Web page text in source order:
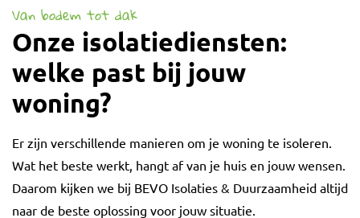
Van bodem tot dak
Onze isolatiediensten:
welke past bij jouw
woning?
Er zijn verschillende manieren om je woning te isoleren.
Wat het beste werkt, hangt af van je huis en jouw wensen.
Daarom kijken we bij BEVO Isolaties & Duurzaamheid altijd
naar de beste oplossing voor jouw situatie.